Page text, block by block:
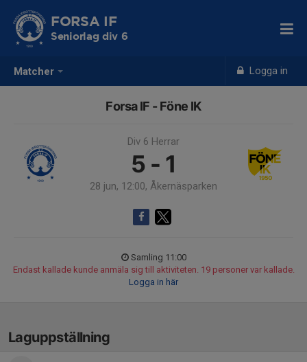
Matcher Logga in
FORSA IF
Seniorlag div 6
Forsa IF - Föne IK
Div 6 Herrar
5 - 1
28 jun, 12:00, Åkernäsparken
Samling 11:00
Endast kallade kunde anmäla sig till aktiviteten. 19 personer var kallade.
Logga in här
Laguppställning